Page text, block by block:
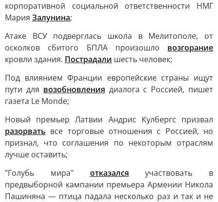
корпоративной социальной ответственности НМГ
Мария Залунина;
Атаке ВСУ подверглась школа в Мелитополе, от
осколков сбитого БПЛА произошло возгорание
кровли здания. Пострадали шесть человек;
Под влиянием Франции европейские страны ищут
пути для возобновления диалога с Россией, пишет
газета Le Monde;
Новый премьер Латвии Андрис Кулбергс призвал
разорвать все торговые отношения с Россией, но
признал, что соглашения по некоторым отраслям
лучше оставить;
"Голубь мира" отказался участвовать в
предвыборной кампании премьера Армении Никола
Пашиняна — птица падала несколько раз и так и не